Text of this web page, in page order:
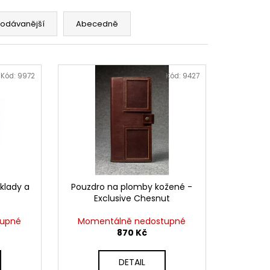
Abecedně
a
Kód: 9972
Pouzdro na plomby kožené -
Exclusive Chesnut
Momentálně nedostupné
870 Kč
DETAIL
Kód: 9427